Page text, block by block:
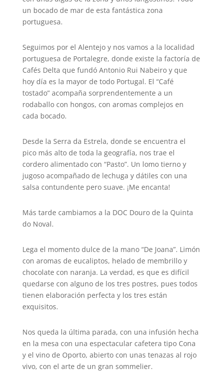
un bocado de mar de esta fantástica zona
portuguesa.
Seguimos por el Alentejo y nos vamos a la localidad
portuguesa de Portalegre, donde existe la factoría de
Cafés Delta que fundó Antonio Rui Nabeiro y que
hoy día es la mayor de todo Portugal. El “Café
tostado” acompaña sorprendentemente a un
rodaballo con hongos, con aromas complejos en
cada bocado.
Desde la Serra da Estrela, donde se encuentra el
pico más alto de toda la geografía, nos trae el
cordero alimentado con “Pasto”. Un lomo tierno y
jugoso acompañado de lechuga y dátiles con una
salsa contundente pero suave. ¡Me encanta!
Más tarde cambiamos a la DOC Douro de la Quinta
do Noval.
Lega el momento dulce de la mano “De Joana”. Limón
con aromas de eucaliptos, helado de membrillo y
chocolate con naranja. La verdad, es que es difícil
quedarse con alguno de los tres postres, pues todos
tienen elaboración perfecta y los tres están
exquisitos.
Nos queda la última parada, con una infusión hecha
en la mesa con una espectacular cafetera tipo Cona
y el vino de Oporto, abierto con unas tenazas al rojo
vivo, con el arte de un gran sommelier.